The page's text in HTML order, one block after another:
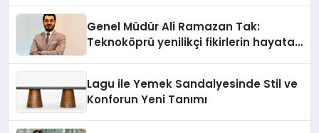
Genel Müdür Ali Ramazan Tak:
Teknoköprü yenilikçi fikirlerin hayata
Lagu ile Yemek Sandalyesinde Stil ve
Konforun Yeni Tanımı